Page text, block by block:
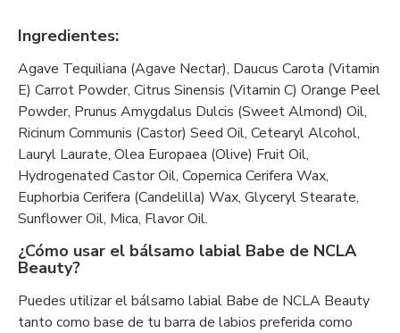
Ingredientes:
Agave Tequiliana (Agave Nectar), Daucus Carota (Vitamin
E) Carrot Powder, Citrus Sinensis (Vitamin C) Orange Peel
Powder, Prunus Amygdalus Dulcis (Sweet Almond) Oil,
Ricinum Communis (Castor) Seed Oil, Cetearyl Alcohol,
Lauryl Laurate, Olea Europaea (Olive) Fruit Oil,
Hydrogenated Castor Oil, Copernica Cerifera Wax,
Euphorbia Cerifera (Candelilla) Wax, Glyceryl Stearate,
Sunflower Oil, Mica, Flavor Oil.
¿Cómo usar el bálsamo labial Babe de NCLA
Beauty?
Puedes utilizar el bálsamo labial Babe de NCLA Beauty
tanto como base de tu barra de labios preferida como